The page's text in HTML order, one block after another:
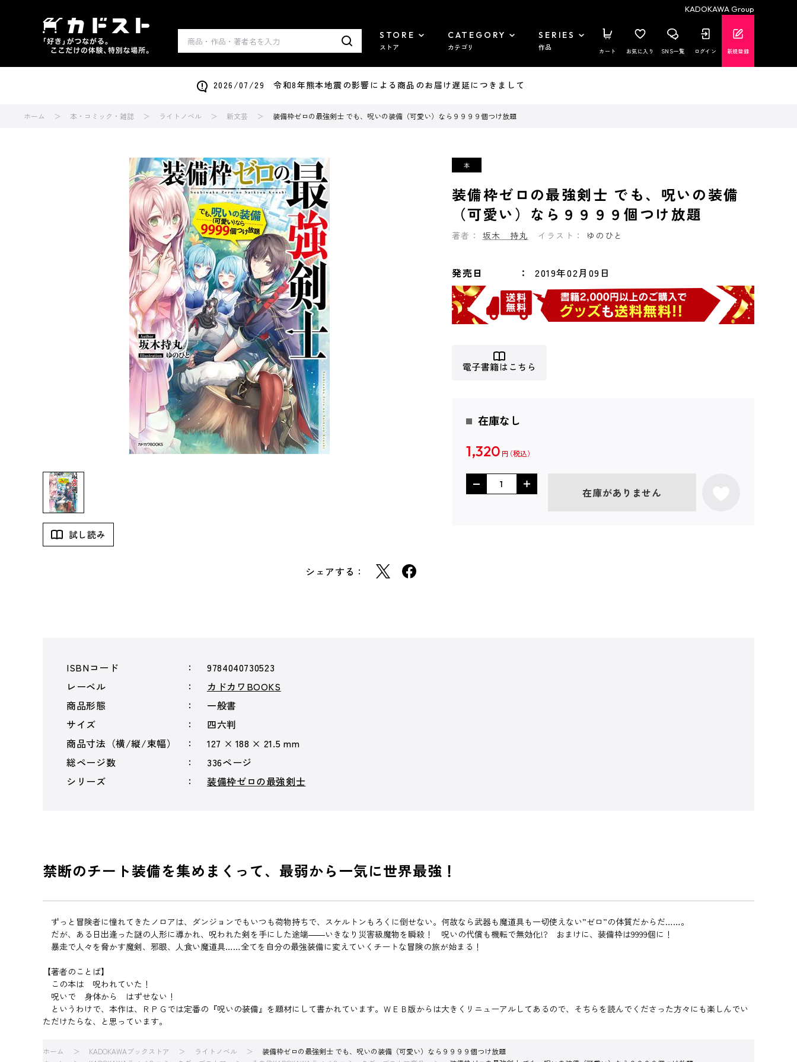
KADOKAWA Group
STORE
ストア
CATEGORY
カテゴリ
SERIES
作品 カート お気に入り SNS一覧 ログイン 新規登録
2026/07/29 令和8年熊本地震の影響による商品のお届け遅延につきまして
ホーム 本・コミック・雑誌 ライトノベル 新文芸 装備枠ゼロの最強剣士 でも、呪いの装備（可愛い）なら９９９９個つけ放題
試し読み
シェアする：
装備枠ゼロの最強剣士 でも、呪いの装備
（可愛い）なら９９９９個つけ放題
著者： 坂木 持丸 イラスト： ゆのひと
発売日 2019年02月09日
電子書籍はこちら
在庫なし
1,320 円
在庫がありません
ISBNコード
9784040730523
レーベル
カドカワBOOKS
商品形態
一般書
サイズ
四六判
商品寸法（横/縦/束幅）
127 × 188 × 21.5 mm
総ページ数
336ページ
シリーズ
装備枠ゼロの最強剣士
禁断のチート装備を集めまくって、最弱から一気に世界最強！
ずっと冒険者に憧れてきたノロアは、ダンジョンでもいつも荷物持ちで、スケルトンもろくに倒せない。何故なら武器も魔道具も一切使えない”ゼロ”の体質だからだ……。
だが、ある日出逢った謎の人形に導かれ、呪われた剣を手にした途端――いきなり災害級魔物を瞬殺！ 呪いの代償も機転で無効化!? おまけに、装備枠は9999個に！
暴走で人々を脅かす魔剣、邪眼、人食い魔道具……全てを自分の最強装備に変えていくチートな冒険の旅が始まる！
【著者のことば】
この本は 呪われていた！
呪いで 身体から はずせない！
というわけで、本作は、ＲＰＧでは定番の『呪いの装備』を題材にして書かれています。ＷＥＢ版からは大きくリニューアルしてあるので、そちらを読んでくださった方々にも楽しんでい
ただけたらな、と思っています。
ホーム KADOKAWAブックストア ライトノベル
装備枠ゼロの最強剣士 でも、呪いの装備（可愛い）なら９９９９個つけ放題